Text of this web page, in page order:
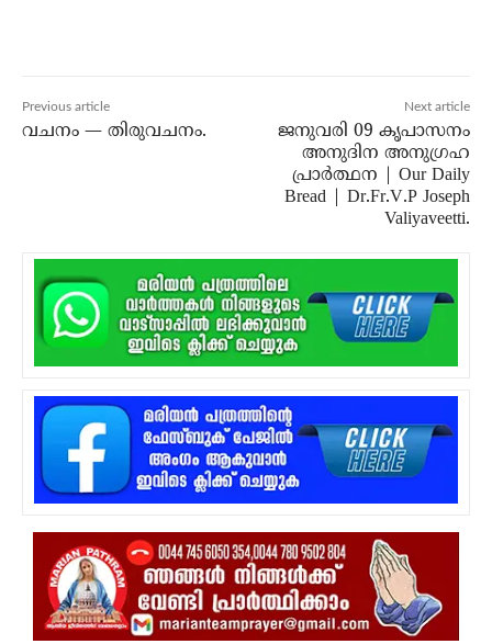
Previous article
വചനം — തിരുവചനം.
Next article
ജനുവരി 09 കൃപാസനം
അനുദിന അനുഗ്രഹ
പ്രാർത്ഥന | Our Daily
Bread | Dr.Fr.V.P Joseph
Valiyaveetti.